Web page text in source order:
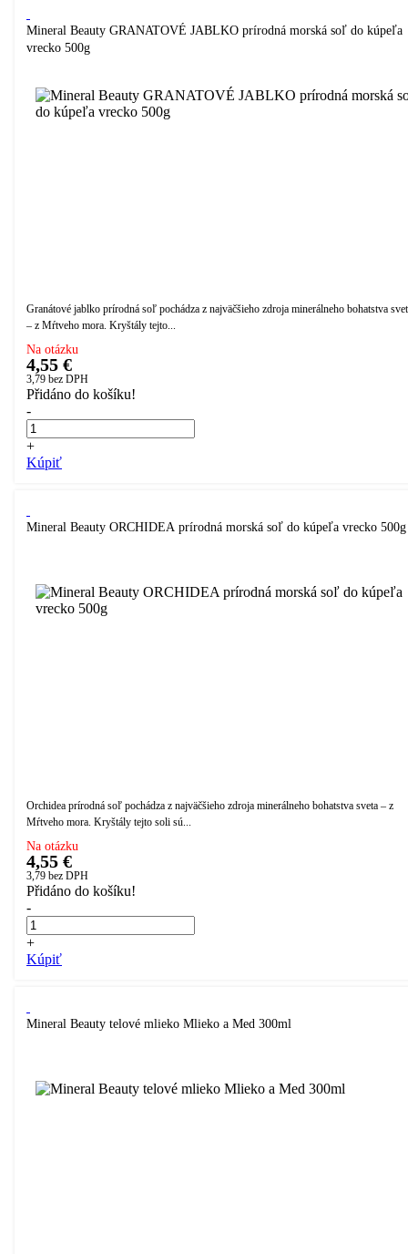
Mineral Beauty GRANATOVÉ JABLKO prírodná morská soľ do kúpeľa
vrecko 500g
Granátové jablko prírodná soľ pochádza z najväčšieho zdroja minerálneho bohatstva
– z Mŕtveho mora. Kryštály tejto...
Na otázku
4,55 €
3,79 bez DPH
Přidáno do košíku!
-
+
Kúpiť
Mineral Beauty ORCHIDEA prírodná morská soľ do kúpeľa vrecko 500g
Orchidea prírodná soľ pochádza z najväčšieho zdroja minerálneho bohatstva sveta – z
Mŕtveho mora. Kryštály tejto soli sú...
Na otázku
4,55 €
3,79 bez DPH
Přidáno do košíku!
-
+
Kúpiť
Mineral Beauty telové mlieko Mlieko a Med 300ml